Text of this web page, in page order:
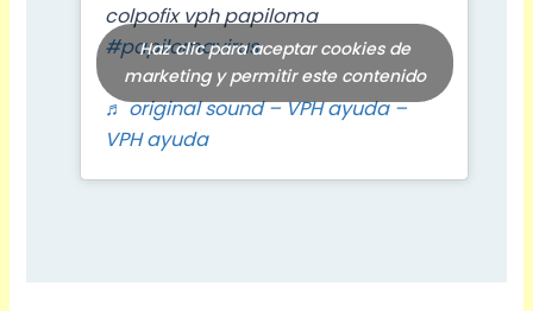
colpofix vph papiloma
#papilomavirus
♬ original sound – VPH ayuda –
VPH ayuda
Haz clic para aceptar cookies de
marketing y permitir este contenido